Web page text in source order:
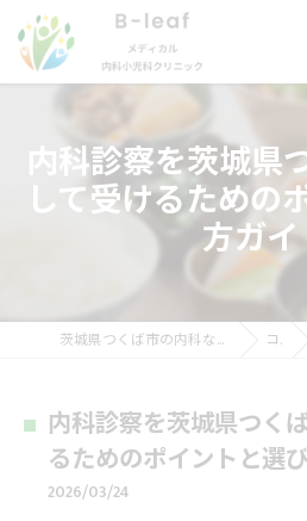
内科診察を茨城
して受けるための
方ガ
茨城県つくば市の内科ならB-ｌeafメディカル内科小児科クリニック コラム
内科診察を茨城県つく
るためのポイントと選
2026/03/24